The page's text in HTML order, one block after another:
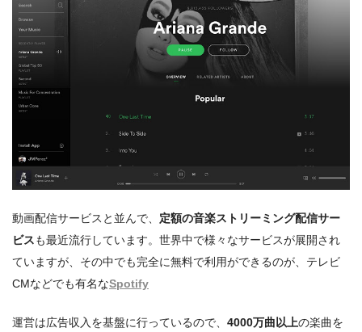
動画配信サービスと並んで、 定額の音楽ストリーミング配信サー
ビスも最近流行しています。世界中で様々なサービスが展開され
ていますが、その中でも完全に無料で利用ができるのが、テレビ
CMなどでも有名なSpotify
運営は広告収入を基盤に行っているので、 4000万曲以上の楽曲を